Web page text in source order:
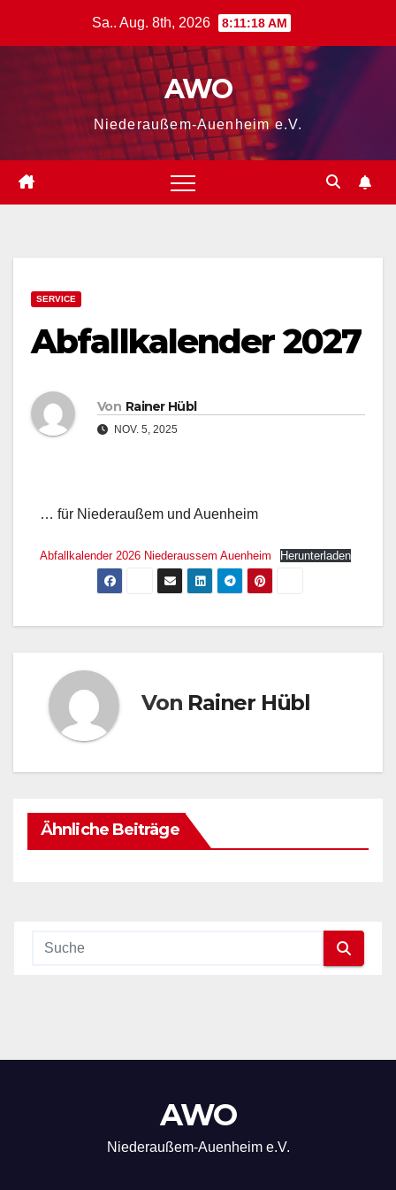
Sa.. Aug. 8th, 2026 8:11:18 AM
AWO
Niederaußem-Auenheim e.V.
SERVICE
Abfallkalender 2027
Von Rainer Hübl
NOV. 5, 2025
… für Niederaußem und Auenheim
Abfallkalender 2026 Niederaussem Auenheim Herunterladen
Von Rainer Hübl
Ähnliche Beiträge
AWO
Niederaußem-Auenheim e.V.